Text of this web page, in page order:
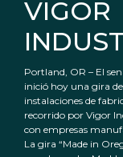
VIGOR
Portland, OR – El
inició hoy una gira
instalaciones de
recorrido por Vigor
con empresas
La gira “Made in